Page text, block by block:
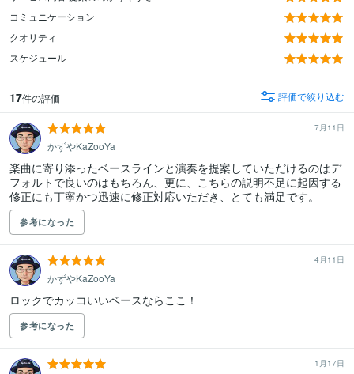
コミュニケーション
クオリティ
スケジュール
17件の評価 評価で絞り込む
7月11日
かずやKaZooYa
楽曲に寄り添ったベースラインと演奏を提案していただけるのはデ
フォルトで良いのはもちろん、更に、こちらの説明不足に起因する
修正にも丁寧かつ迅速に修正対応いただき、とても満足です。
参考になった
4月11日
かずやKaZooYa
ロックでカッコいいベースならここ！
参考になった
1月17日